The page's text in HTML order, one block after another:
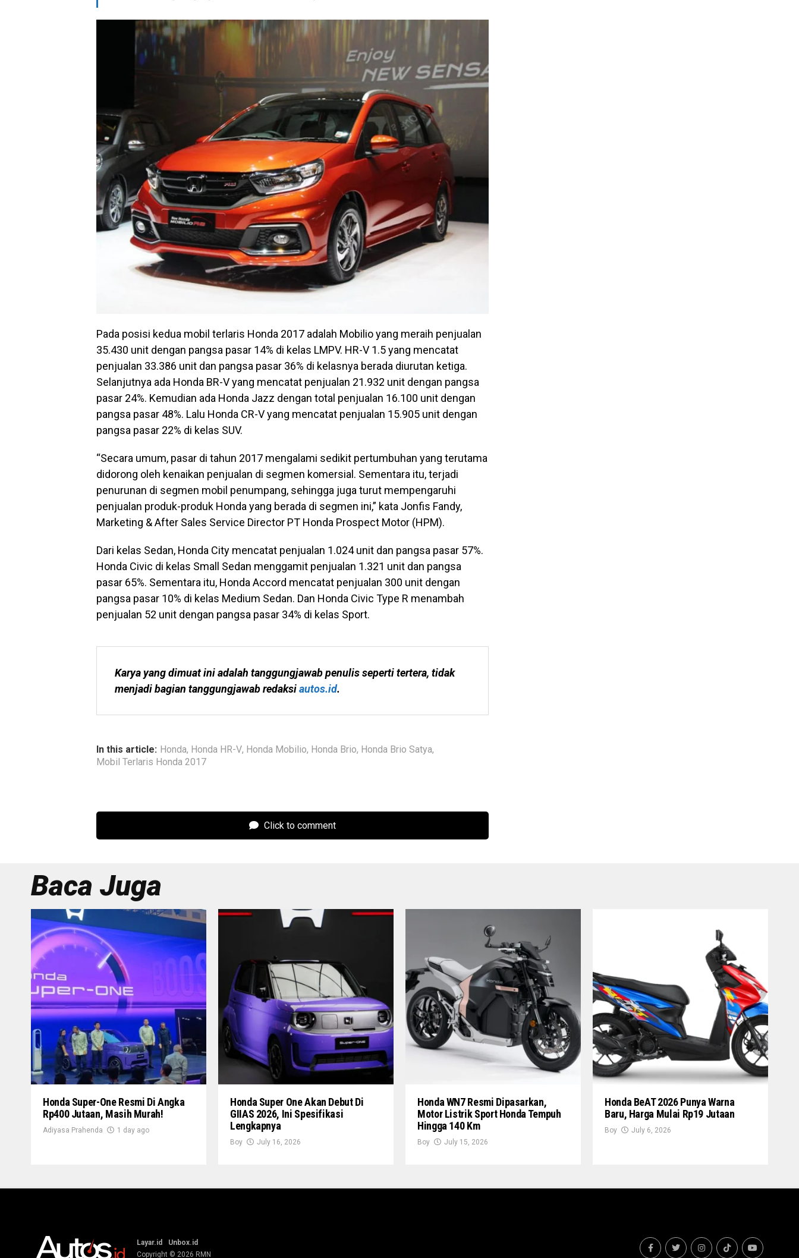
Pada posisi kedua mobil terlaris Honda 2017 adalah Mobilio yang meraih penjualan
35.430 unit dengan pangsa pasar 14% di kelas LMPV. HR-V 1.5 yang mencatat
penjualan 33.386 unit dan pangsa pasar 36% di kelasnya berada diurutan ketiga.
Selanjutnya ada Honda BR-V yang mencatat penjualan 21.932 unit dengan pangsa
pasar 24%. Kemudian ada Honda Jazz dengan total penjualan 16.100 unit dengan
pangsa pasar 48%. Lalu Honda CR-V yang mencatat penjualan 15.905 unit dengan
pangsa pasar 22% di kelas SUV.
“Secara umum, pasar di tahun 2017 mengalami sedikit pertumbuhan yang terutama
didorong oleh kenaikan penjualan di segmen komersial. Sementara itu, terjadi
penurunan di segmen mobil penumpang, sehingga juga turut mempengaruhi
penjualan produk-produk Honda yang berada di segmen ini,” kata Jonfis Fandy,
Marketing & After Sales Service Director PT Honda Prospect Motor (HPM).
Dari kelas Sedan, Honda City mencatat penjualan 1.024 unit dan pangsa pasar 57%.
Honda Civic di kelas Small Sedan menggamit penjualan 1.321 unit dan pangsa
pasar 65%. Sementara itu, Honda Accord mencatat penjualan 300 unit dengan
pangsa pasar 10% di kelas Medium Sedan. Dan Honda Civic Type R menambah
penjualan 52 unit dengan pangsa pasar 34% di kelas Sport.
Karya yang dimuat ini adalah tanggungjawab penulis seperti tertera, tidak
menjadi bagian tanggungjawab redaksi autos.id.
In this article: Honda, Honda HR-V, Honda Mobilio, Honda Brio, Honda Brio Satya,
Mobil Terlaris Honda 2017
Click to comment
Baca Juga
Honda Super-One Resmi Di Angka
Rp400 Jutaan, Masih Murah!
Adiyasa Prahenda 1 day ago
Honda Super One Akan Debut Di
GIIAS 2026, Ini Spesifikasi
Lengkapnya
Boy July 16, 2026
Honda WN7 Resmi Dipasarkan,
Motor Listrik Sport Honda Tempuh
Hingga 140 Km
Boy July 15, 2026
Honda BeAT 2026 Punya Warna
Baru, Harga Mulai Rp19 Jutaan
Boy July 6, 2026
Layar.id
Unbox.id
Copyright © 2026 RMN